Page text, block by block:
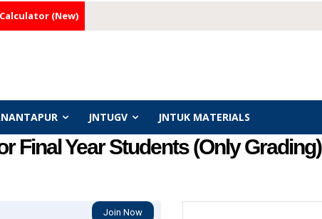
Calculator (New)
JNTUGV JNTUK MATERIALS
Final Year Students (Only Grading)
Join Now